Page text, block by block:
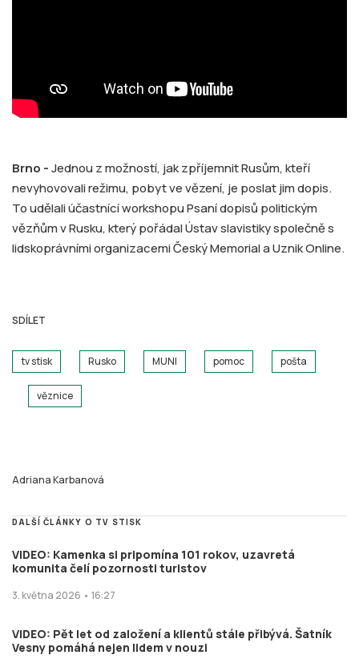
Brno -Jednou z možností, jak zpříjemnit Rusům, kteří
nevyhovovali režimu, pobyt ve vězení, je poslat jim dopis.
To udělali účastnící workshopu Psaní dopisů politickým
vězňům v Rusku, který pořádal Ústav slavistiky společně s
lidskoprávními organizacemi Český Memorial a Uznik Online.
SDÍLET
tv stisk Rusko MUNI pomoc pošta
věznice
Adriana Karbanová
DALŠÍ ČLÁNKY O TV STISK
VIDEO: Kamenka si pripomína 101 rokov, uzavretá
komunita čelí pozornosti turistov
3. května 2026 • 16:27
VIDEO: Pět let od založení a klientů stále přibývá. Šatník
Vesny pomáhá nejen lidem v nouzi